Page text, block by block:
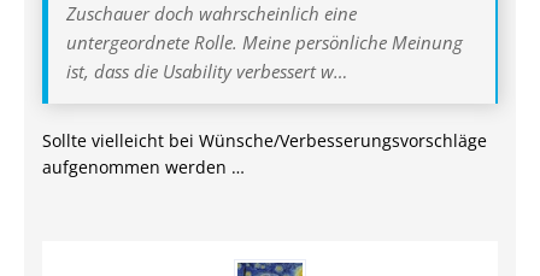
Zuschauer doch wahrscheinlich eine
untergeordnete Rolle. Meine persönliche Meinung
ist, dass die Usability verbessert w…
Sollte vielleicht bei Wünsche/Verbesserungsvorschläge
aufgenommen werden …